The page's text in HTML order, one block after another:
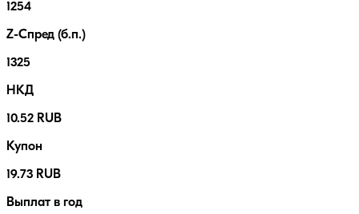
1254
Z-Спред (б.п.)
1325
НКД
10.52 RUB
Купон
19.73 RUB
Выплат в год